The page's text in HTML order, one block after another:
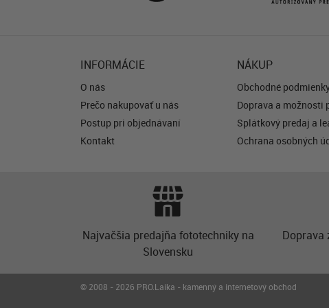
INFORMÁCIE
O nás
Prečo nakupovať u nás
Postup pri objednávaní
Kontakt
NÁKUP
Obchodné
Doprava a možnosti
Splátkový predaj a
Ochrana osobných
Najvačšia predajňa fototechniky na
Slovensku
Doprava
© 2008 - 2026 PRO.Laika - kamenný a internetový obchod